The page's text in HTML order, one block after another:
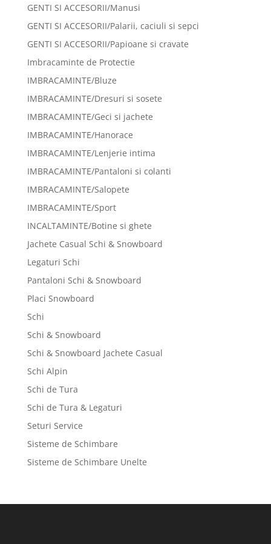
GENTI SI ACCESORII/Manusi
GENTI SI ACCESORII/Palarii, caciuli si sepci
GENTI SI ACCESORII/Papioane si cravate
Imbracaminte de Protectie
IMBRACAMINTE/Bluze
IMBRACAMINTE/Dresuri si sosete
IMBRACAMINTE/Geci si jachete
IMBRACAMINTE/Hanorace
IMBRACAMINTE/Lenjerie intima
IMBRACAMINTE/Pantaloni si colanti
IMBRACAMINTE/Salopete
IMBRACAMINTE/Sport
INCALTAMINTE/Botine si ghete
Jachete Casual Schi & Snowboard
Legaturi Schi
Pantaloni Schi & Snowboard
Placi Snowboard
Schi
Schi & Snowboard
Schi & Snowboard Jachete Casual
Schi Alpin
Schi de Tura
Schi de Tura & Legaturi
Seturi Service
Sisteme de Schimbare
Sisteme de Schimbare Unelte